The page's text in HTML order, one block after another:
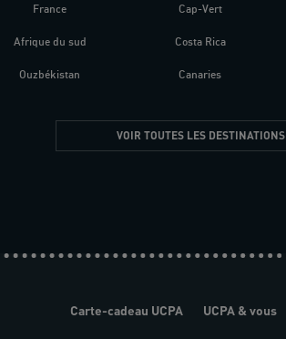
France
Afrique du sud
Ouzbékistan
Cap-Vert
Costa Rica
Canaries
VOIR TOUTES LES DESTINATIONS
Carte-cadeau UCPA UCPA & vous